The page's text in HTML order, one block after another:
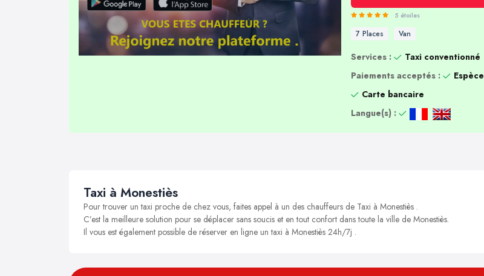
5 étoiles
7 Places Van
Services :
Taxi conventionné
Paiements acceptés :
Espèce
Carte bancaire
Langue(s) :
Taxi à Monestiès
Pour trouver un taxi proche de chez vous, faites appel à un des chauffeurs de Taxi à Monestiès .
C’est la meilleure solution pour se déplacer sans soucis et en tout confort dans toute la ville de Monestiès.
Il vous est également possible de réserver en ligne un taxi à Monestiès 24h/7j .